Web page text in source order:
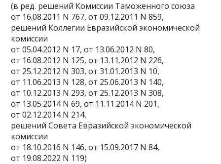
(в ред. решений Комиссии Таможенного союза
от 16.08.2011 N 767, от 09.12.2011 N 859,
решений Коллегии Евразийской экономической
комиссии
от 05.04.2012 N 17, от 13.06.2012 N 80,
от 16.08.2012 N 125, от 13.11.2012 N 226,
от 25.12.2012 N 303, от 31.01.2013 N 10,
от 11.06.2013 N 128, от 25.06.2013 N 140,
от 10.12.2013 N 293, от 25.12.2013 N 308,
от 13.05.2014 N 69, от 11.11.2014 N 201,
от 02.12.2014 N 214,
решений Совета Евразийской экономической
комиссии
от 18.10.2016 N 146, от 15.09.2017 N 84,
от 19.08.2022 N 119)